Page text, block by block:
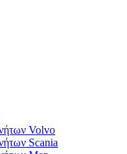
Volvo
Scania